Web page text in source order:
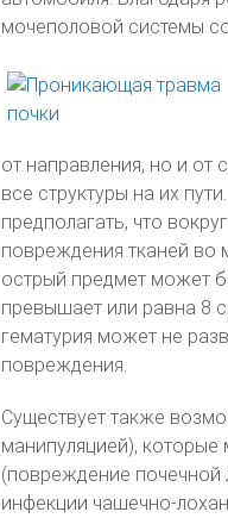
мочеполовой системы
от направления, но и от
все структуры на их
предполагать, что
повреждения тканей во
острый предмет может
превышает или равна 8
гематурия может не
повреждения.
Существует также
манипуляцией), которые
(повреждение почечной
инфекции чашечно-